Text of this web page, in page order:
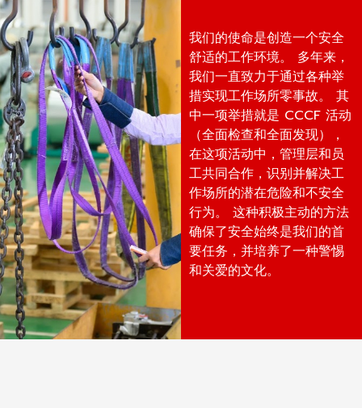
我们的使命是创造一个安全
舒适的工作环境。 多年来，
我们一直致力于通过各种举
措实现工作场所零事故。 其
中一项举措就是 CCCF 活动
（全面检查和全面发现），
在这项活动中，管理层和员
工共同合作，识别并解决工
作场所的潜在危险和不安全
行为。 这种积极主动的方法
确保了安全始终是我们的首
要任务，并培养了一种警惕
和关爱的文化。